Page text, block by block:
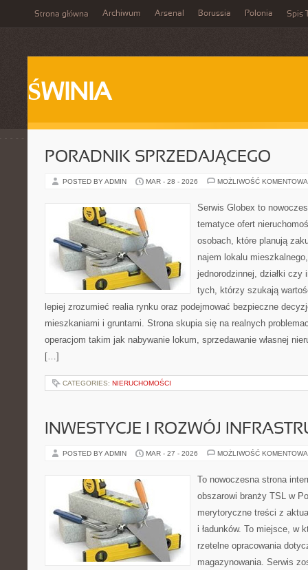
Strona główna Archiwum Arsenal Borussia Polonia Spis
ŚWINIA
PORADNIK SPRZEDAJĄCEGO
POSTED BY ADMIN MAR - 28 - 2026 MOŻLIWOŚĆ
Serwis Globex to
tematyce ofert
osobach, które planują
najem lokalu
jednorodzinnej, działki czy
tych, którzy szukają
lepiej zrozumieć realia rynku oraz podejmować bezpieczne
mieszkaniami i gruntami. Strona skupia się na realnych
operacjom takim jak nabywanie lokum, sprzedawanie własnej
[…]
CATEGORIES: NIERUCHOMOŚCI
INWESTYCJE I ROZWÓJ
POSTED BY ADMIN MAR - 27 - 2026 MOŻLIWOŚĆ
To nowoczesna strona
obszarowi branży TSL w
merytoryczne treści z
i ładunków. To miejsce, w
rzetelne opracowania
magazynowania. Serwis